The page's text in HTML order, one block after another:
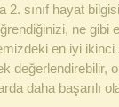
2. sınıf hayat bilgisi
ne gibi
en iyi ikinci
değerlendirebilir,
daha başarılı